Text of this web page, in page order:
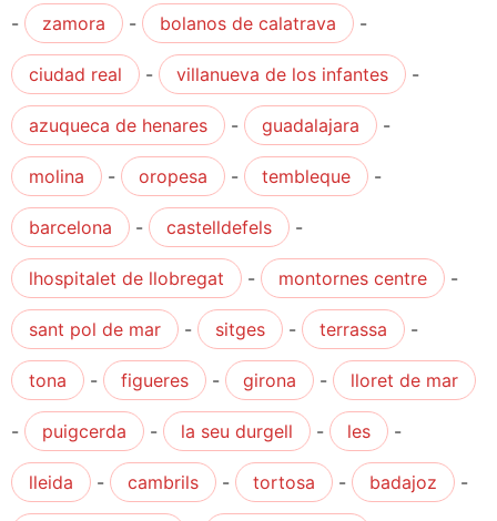
- zamora - bolanos de calatrava -
ciudad real - villanueva de los infantes -
azuqueca de henares - guadalajara -
molina - oropesa - tembleque -
barcelona - castelldefels -
lhospitalet de llobregat - montornes centre -
sant pol de mar - sitges - terrassa -
tona - figueres - girona - lloret de mar
- puigcerda - la seu durgell - les -
lleida - cambrils - tortosa - badajoz -